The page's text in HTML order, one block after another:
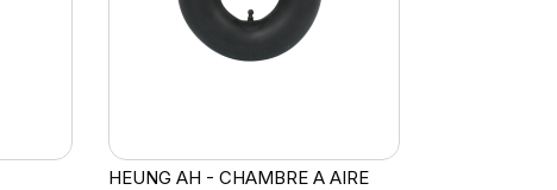
HEUNG AH - CHAMBRE A AIRE